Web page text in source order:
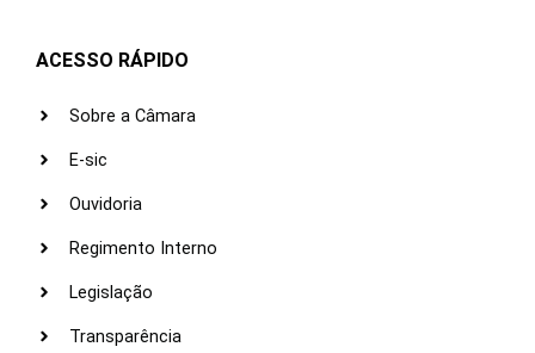
ACESSO RÁPIDO
Sobre a Câmara
E-sic
Ouvidoria
Regimento Interno
Legislação
Transparência